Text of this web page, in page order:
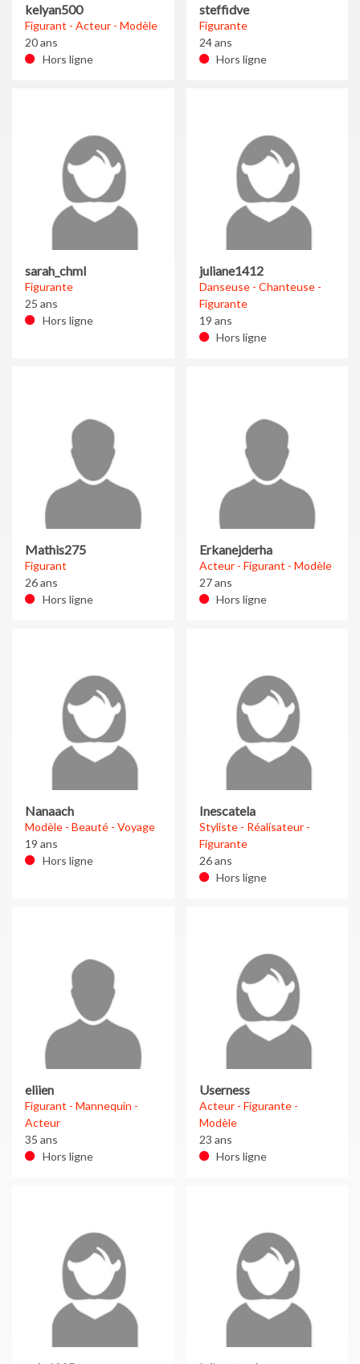
kelyan500
Figurant - Acteur - Modèle
20 ans
Hors ligne
steffidve
Figurante
24 ans
Hors ligne
sarah_chml
Figurante
25 ans
Hors ligne
juliane1412
Danseuse - Chanteuse -
Figurante
19 ans
Hors ligne
Mathis275
Figurant
26 ans
Hors ligne
Erkanejderha
Acteur - Figurant - Modèle
27 ans
Hors ligne
Nanaach
Modèle - Beauté - Voyage
19 ans
Hors ligne
Inescatela
Styliste - Réalisateur -
Figurante
26 ans
Hors ligne
eliien
Figurant - Mannequin -
Acteur
35 ans
Hors ligne
Userness
Acteur - Figurante -
Modèle
23 ans
Hors ligne